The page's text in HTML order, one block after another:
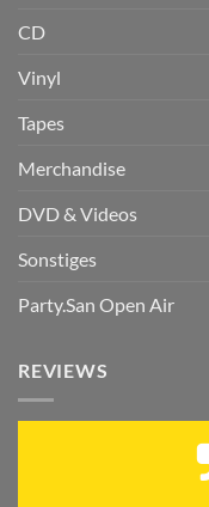
CD
Vinyl
Tapes
Merchandise
DVD & Videos
Sonstiges
Party.San Open Air
REVIEWS